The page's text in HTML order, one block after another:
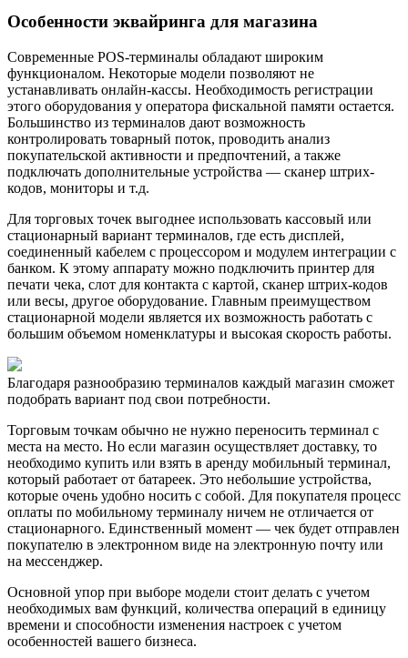
Особенности эквайринга для магазина
Современные POS-терминалы обладают широким
функционалом. Некоторые модели позволяют не
устанавливать онлайн-кассы. Необходимость регистрации
этого оборудования у оператора фискальной памяти остается.
Большинство из терминалов дают возможность
контролировать товарный поток, проводить анализ
покупательской активности и предпочтений, а также
подключать дополнительные устройства — сканер штрих-
кодов, мониторы и т.д.
Для торговых точек выгоднее использовать кассовый или
стационарный вариант терминалов, где есть дисплей,
соединенный кабелем с процессором и модулем интеграции с
банком. К этому аппарату можно подключить принтер для
печати чека, слот для контакта с картой, сканер штрих-кодов
или весы, другое оборудование. Главным преимуществом
стационарной модели является их возможность работать с
большим объемом номенклатуры и высокая скорость работы.
Благодаря разнообразию терминалов каждый магазин сможет
подобрать вариант под свои потребности.
Торговым точкам обычно не нужно переносить терминал с
места на место. Но если магазин осуществляет доставку, то
необходимо купить или взять в аренду мобильный терминал,
который работает от батареек. Это небольшие устройства,
которые очень удобно носить с собой. Для покупателя процесс
оплаты по мобильному терминалу ничем не отличается от
стационарного. Единственный момент — чек будет отправлен
покупателю в электронном виде на электронную почту или
на мессенджер.
Основной упор при выборе модели стоит делать с учетом
необходимых вам функций, количества операций в единицу
времени и способности изменения настроек с учетом
особенностей вашего бизнеса.